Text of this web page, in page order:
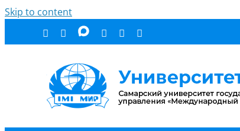
Skip to content